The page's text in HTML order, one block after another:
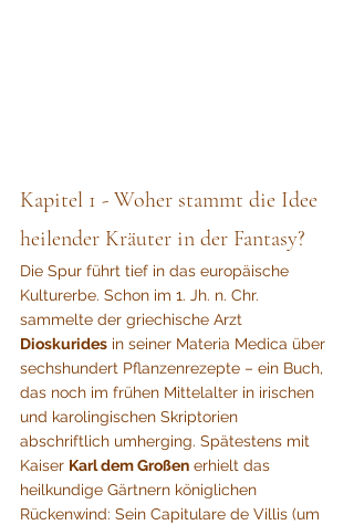
Kapitel 1 - Woher stammt die Idee
heilender Kräuter in der Fantasy?
Die Spur führt tief in das europäische
Kulturerbe. Schon im 1. Jh. n. Chr.
sammelte der griechische Arzt
Dioskurides in seiner Materia Medica über
sechshundert Pflanzenrezepte – ein Buch,
das noch im frühen Mittelalter in irischen
und karolingischen Skriptorien
abschriftlich umherging. Spätestens mit
Kaiser Karl dem Großen erhielt das
heilkundige Gärtnern königlichen
Rückenwind: Sein Capitulare de Villis (um